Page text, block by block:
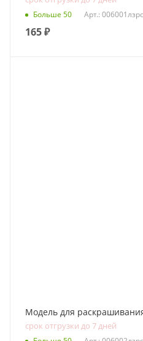
Больше 50 Арт.:
165₽
Модель для
срок отгрузки до 7 дней